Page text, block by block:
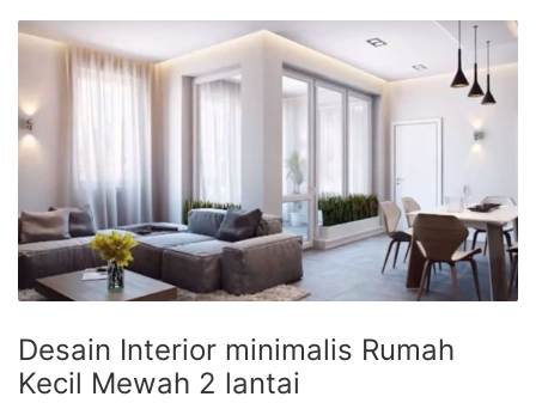
Desain Interior minimalis Rumah
Kecil Mewah 2 lantai